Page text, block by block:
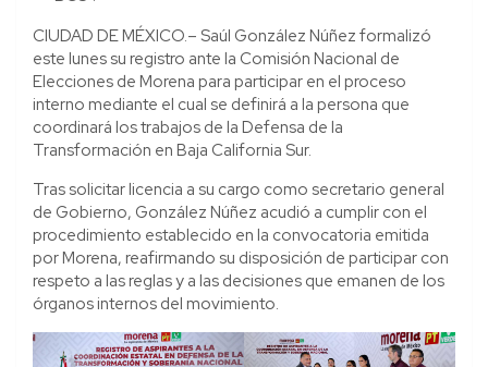
CIUDAD DE MÉXICO.– Saúl González Núñez formalizó
este lunes su registro ante la Comisión Nacional de
Elecciones de Morena para participar en el proceso
interno mediante el cual se definirá a la persona que
coordinará los trabajos de la Defensa de la
Transformación en Baja California Sur.
Tras solicitar licencia a su cargo como secretario general
de Gobierno, González Núñez acudió a cumplir con el
procedimiento establecido en la convocatoria emitida
por Morena, reafirmando su disposición de participar con
respeto a las reglas y a las decisiones que emanen de los
órganos internos del movimiento.